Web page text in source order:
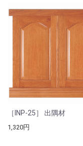
［INP-25］ 出隅材
1,320円